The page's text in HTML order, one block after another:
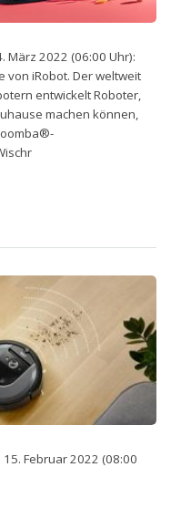
März 2022 (06:00 Uhr):
von iRobot. Der weltweit
entwickelt Roboter,
machen können,
Februar 2022 (08:00